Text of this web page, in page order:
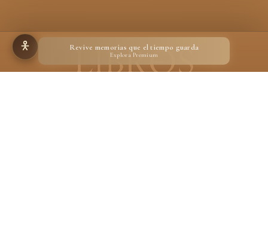
Revive memorias que el tiempo guarda
Explora Premium